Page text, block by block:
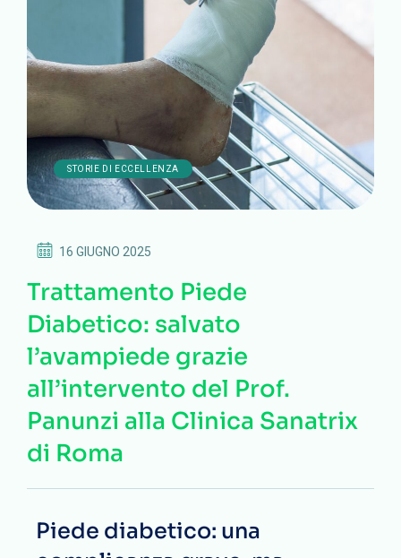
STORIE DI ECCELLENZA
16 GIUGNO 2025
Trattamento Piede
Diabetico: salvato
l’avampiede grazie
all’intervento del Prof.
Panunzi alla Clinica Sanatrix
di Roma
Piede diabetico: una